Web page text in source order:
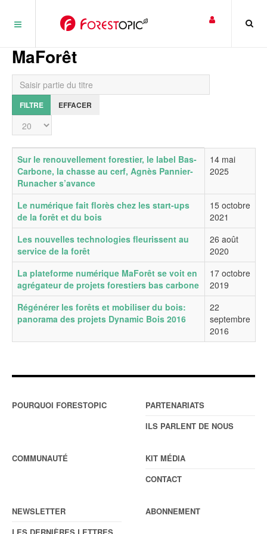
MaForêt
Saisir partie du titre
FILTRE EFFACER
Affichage #
Titre Date de publication
Sur le renouvellement forestier, le label Bas-
Carbone, la chasse au cerf, Agnès Pannier-
Runacher s’avance
14 mai
2025
Le numérique fait florès chez les start-ups
de la forêt et du bois
15 octobre
2021
Les nouvelles technologies fleurissent au
service de la forêt
26 août
2020
La plateforme numérique MaForêt se voit en
agrégateur de projets forestiers bas carbone
17 octobre
2019
Régénérer les forêts et mobiliser du bois:
panorama des projets Dynamic Bois 2016
22
septembre
2016
POURQUOI FORESTOPIC
PARTENARIATS
ILS PARLENT DE NOUS
COMMUNAUTÉ
KIT MÉDIA
CONTACT
NEWSLETTER
ABONNEMENT